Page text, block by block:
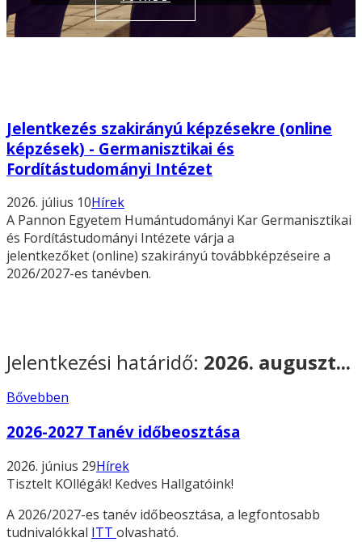
Jelentkezés szakirányú képzésekre (online
képzések) - Germanisztikai és
Fordítástudományi Intézet
2026. július 10Hírek
A Pannon Egyetem Humántudományi Kar Germanisztikai
és Fordítástudományi Intézete várja a
jelentkezőket (online) szakirányú továbbképzéseire a
2026/2027-es tanévben.
Jelentkezési határidő: 2026. auguszt...
Bővebben
2026-2027 Tanév időbeosztása
2026. június 29Hírek
Tisztelt KOllégák! Kedves Hallgatóink!
A 2026/2027-es tanév időbeosztása, a legfontosabb
tudnivalókkal ITT olvasható.